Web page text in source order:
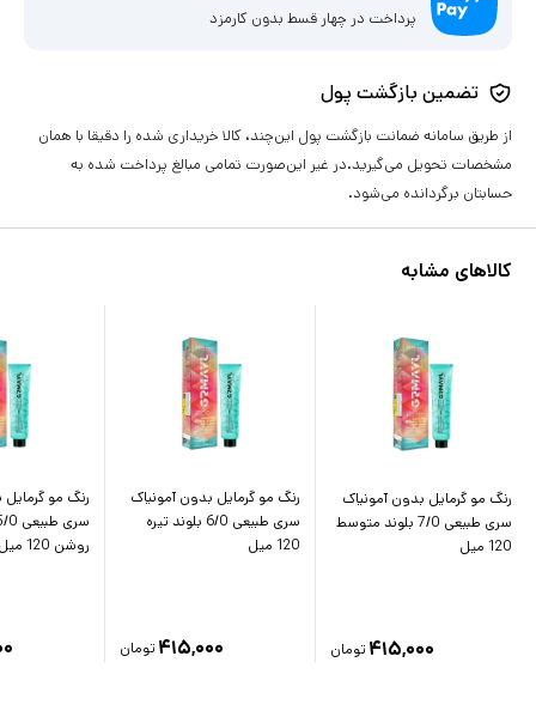
پرداخت در چهار قسط بدون کارمزد
تضمین بازگشت پول
از طریق سامانه ضمانت بازگشت پول این‌چند، کالا خریداری شده را دقیقا با همان
مشخصات تحویل می‌گیرید.در غیر این‌صورت تمامی مبالغ پرداخت شده به
حسابتان برگردانده می‌شود.
کالاهای مشابه
رنگ مو گرمایل بدون آمونیاک
سری طبیعی 7/0 بلوند متوسط
120 میل
۴۱۵,۰۰۰ تومان
رنگ مو گرمایل بدون آمونیاک
سری طبیعی 6/0 بلوند تیره
120 میل
۴۱۵,۰۰۰ تومان
رنگ مو
روشن 120 میل